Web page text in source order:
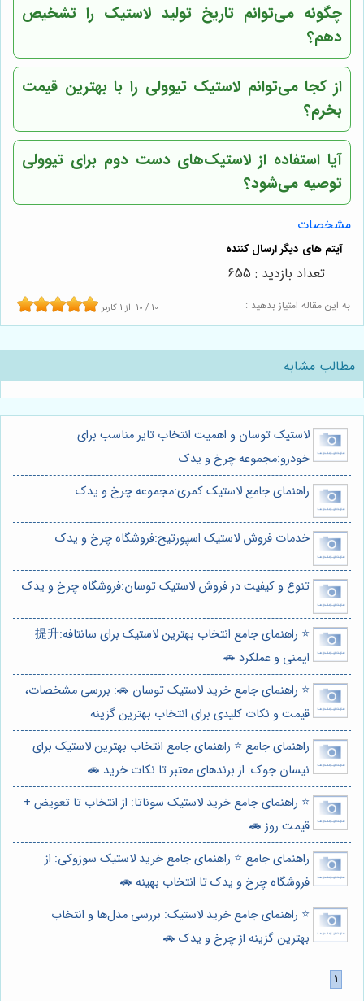
چگونه می‌توانم تاریخ تولید لاستیک را تشخیص
دهم؟
از کجا می‌توانم لاستیک تیوولی را با بهترین قیمت
بخرم؟
آیا استفاده از لاستیک‌های دست دوم برای تیوولی
توصیه می‌شود؟
مشخصات
به این مقاله امتیاز بدهید : 10 / 10 از 1 کاربر
تعداد بازدید : 655
مطالب مشابه
لاستیک توسان و اهمیت انتخاب تایر مناسب برای
خودرو:مجموعه چرخ و یدک
راهنمای جامع لاستیک کمری:مجموعه چرخ و یدک
خدمات فروش لاستیک اسپورتیج:فروشگاه چرخ و یدک
تنوع و کیفیت در فروش لاستیک توسان:فروشگاه چرخ و یدک
⭐️ راهنمای جامع انتخاب بهترین لاستیک برای سانتافه:提升
ایمنی و عملکرد 🚗
⭐️ راهنمای جامع خرید لاستیک توسان 🚗: بررسی مشخصات،
قیمت و نکات کلیدی برای انتخاب بهترین گزینه
راهنمای جامع ⭐️ راهنمای جامع انتخاب بهترین لاستیک برای
نیسان جوک: از برندهای معتبر تا نکات خرید 🚗
⭐️ راهنمای جامع خرید لاستیک سوناتا: از انتخاب تا تعویض +
قیمت روز 🚗
راهنمای جامع ⭐️ راهنمای جامع خرید لاستیک سوزوکی: از
فروشگاه چرخ و یدک تا انتخاب بهینه 🚗
⭐️ راهنمای جامع خرید لاستیک: بررسی مدل‌ها و انتخاب
بهترین گزینه از چرخ و یدک 🚗